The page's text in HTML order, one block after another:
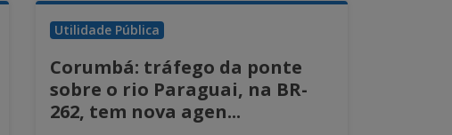
Utilidade Pública
Corumbá: tráfego da ponte
sobre o rio Paraguai, na BR-
262, tem nova agen...